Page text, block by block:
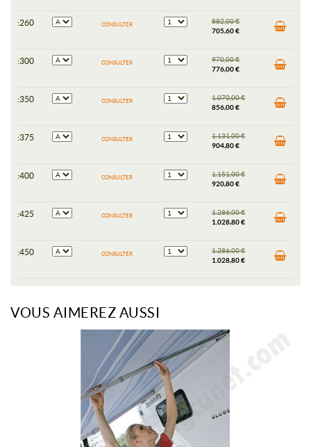
:260 CONSULTER 882,00€
705,60 €
:300 CONSULTER 970,00€
776,00 €
:350 CONSULTER 1.070,00€
856,00 €
:375 CONSULTER 1.131,00€
904,80 €
:400 CONSULTER 1.151,00€
920,80 €
:425 CONSULTER 1.286,00€
1.028,80 €
:450 CONSULTER 1.286,00€
1.028,80 €
VOUS AIMEREZ AUSSI